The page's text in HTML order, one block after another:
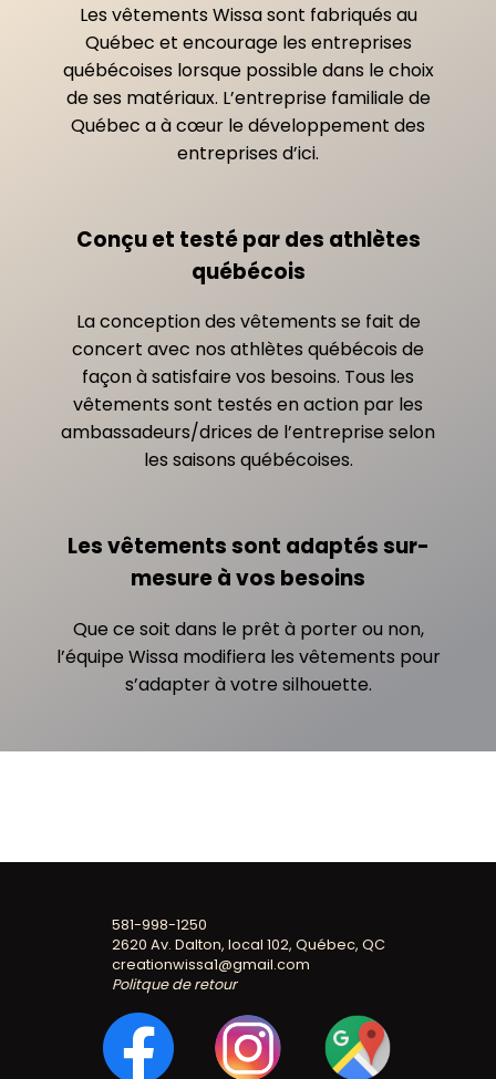
Conçu et testé par des athlètes
québécois
La conception des vêtements se fait de
concert avec nos athlètes québécois de
façon à satisfaire vos besoins. Tous les
vêtements sont testés en action par les
ambassadeurs/drices de l’entreprise selon
les saisons québécoises.
Les vêtements Wissa sont fabriqués au
Québec et encourage les entreprises
québécoises lorsque possible dans le choix
de ses matériaux. L’entreprise familiale de
Québec a à cœur le développement des
entreprises d’ici.
Les vêtements sont adaptés sur-
mesure à vos besoins
Que ce soit dans le prêt à porter ou non,
l’équipe Wissa modifiera les vêtements pour
s’adapter à votre silhouette.
581-998-1250
2620 Av. Dalton, local 102, Québec, QC
creationwissa1@gmail.com
Politque de retour